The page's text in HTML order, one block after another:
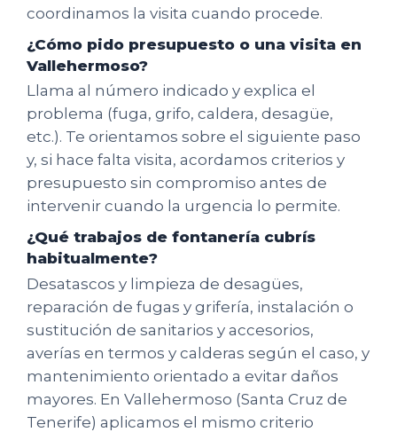
coordinamos la visita cuando procede.
¿Cómo pido presupuesto o una visita en
Vallehermoso?
Llama al número indicado y explica el
problema (fuga, grifo, caldera, desagüe,
etc.). Te orientamos sobre el siguiente paso
y, si hace falta visita, acordamos criterios y
presupuesto sin compromiso antes de
intervenir cuando la urgencia lo permite.
¿Qué trabajos de fontanería cubrís
habitualmente?
Desatascos y limpieza de desagües,
reparación de fugas y grifería, instalación o
sustitución de sanitarios y accesorios,
averías en termos y calderas según el caso, y
mantenimiento orientado a evitar daños
mayores. En Vallehermoso (Santa Cruz de
Tenerife) aplicamos el mismo criterio